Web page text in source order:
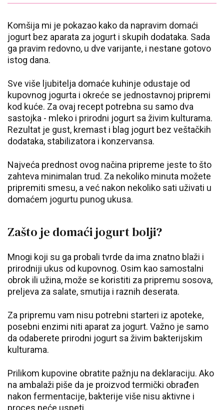
Komšija mi je pokazao kako da napravim domaći
jogurt bez aparata za jogurt i skupih dodataka. Sada
ga pravim redovno, u dve varijante, i nestane gotovo
istog dana.
Sve više ljubitelja domaće kuhinje odustaje od
kupovnog jogurta i okreće se jednostavnoj pripremi
kod kuće. Za ovaj recept potrebna su samo dva
sastojka - mleko i prirodni jogurt sa živim kulturama.
Rezultat je gust, kremast i blag jogurt bez veštačkih
dodataka, stabilizatora i konzervansa.
Najveća prednost ovog načina pripreme jeste to što
zahteva minimalan trud. Za nekoliko minuta možete
pripremiti smesu, a već nakon nekoliko sati uživati u
domaćem jogurtu punog ukusa.
Zašto je domaći jogurt bolji?
Mnogi koji su ga probali tvrde da ima znatno blaži i
prirodniji ukus od kupovnog. Osim kao samostalni
obrok ili užina, može se koristiti za pripremu sosova,
preljeva za salate, smutija i raznih deserata.
Za pripremu vam nisu potrebni starteri iz apoteke,
posebni enzimi niti aparat za jogurt. Važno je samo
da odaberete prirodni jogurt sa živim bakterijskim
kulturama.
Prilikom kupovine obratite pažnju na deklaraciju. Ako
na ambalaži piše da je proizvod termički obrađen
nakon fermentacije, bakterije više nisu aktivne i
proces neće uspeti.